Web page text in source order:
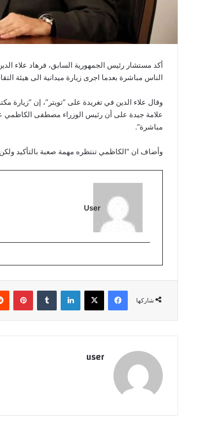
أكد مستشار رئيس الجمهورية السابق، فرهاد علاء
الناس مباشرة بعدما اجرى زيارة ميدانية الى هيئة
وقال علاء الدين في تغريدة على “تويتر”، إن “زيارة
علامة جيدة على أن رئيس الوزراء مصطفى الكاظمي
مباشرة”.
وأضاف ان “الكاظمي تنتظره مهمة صعبة بالتأكيد
User
شاركها
فيسبوك ‫X لينكدإن
user